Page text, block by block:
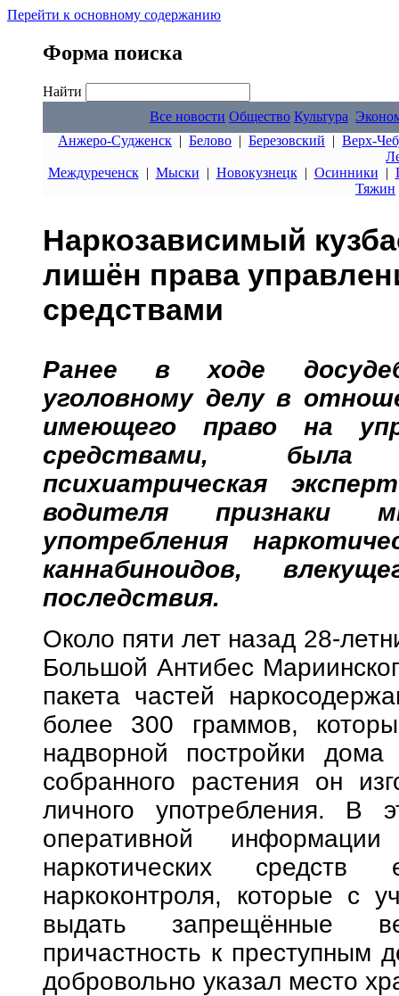
Перейти к основному содержанию
Форма поиска
Найти
Все новости Общество Культура
Анжеро-Судженск | Белово | Березовский | Верх-
Междуреченск| Мыски | Новокузнецк| Осинники |
Тяжин
Наркозависимый
лишён права
средствами
Ранее в ходе
уголовному делу в
имеющего право на
средствами, была
психиатрическая
водителя признаки
употребления
каннабиноидов,
последствия.
Около пяти лет назад 28-
Большой Антибес
пакета частей
более 300 граммов,
надворной постройки
собранного растения он
личного употребления. В
оперативной
наркотических средств
наркоконтроля, которые с
выдать запрещённые
причастность к преступным
добровольно указал место